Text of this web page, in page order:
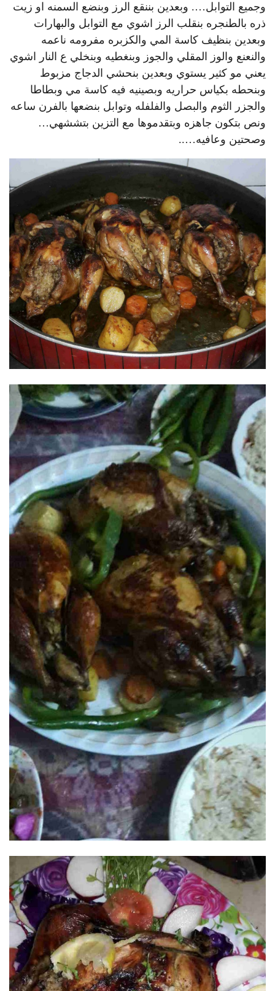
وجميع التوابل…. وبعدين بننقع الرز وبنضع السمنه او زيت
ذره بالطنجره بنقلب الرز اشوي مع التوابل والبهارات
وبعدين بنظيف كاسة المي والكزبره مفرومه ناعمه
والنعنع والوز المقلي والجوز وبنغطيه وبنخلي ع النار اشوي
يعني مو كثير يستوي وبعدين بنحشي الدجاج مزبوط
وبنحطه بكياس حراريه وبصينيه فيه كاسة مي وبطاطا
والجزر الثوم والبصل والفلفله وتوابل بنضعها بالفرن ساعه
ونص بتكون جاهزه وبتقدموها مع التزين بتششهي…
وصحتين وعافيه…..